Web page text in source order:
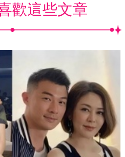
歡這些文章